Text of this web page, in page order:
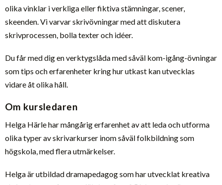
olika vinklar i verkliga eller fiktiva stämningar, scener,
skeenden. Vi varvar skrivövningar med att diskutera
skrivprocessen, bolla texter och idéer.
Du får med dig en verktygslåda med såväl kom-igång-övningar
som tips och erfarenheter kring hur utkast kan utvecklas
vidare åt olika håll.
Om kursledaren
Helga Härle har mångårig erfarenhet av att leda och utforma
olika typer av skrivarkurser inom såväl folkbildning som
högskola, med flera utmärkelser.
Helga är utbildad dramapedagog som har utvecklat kreativa